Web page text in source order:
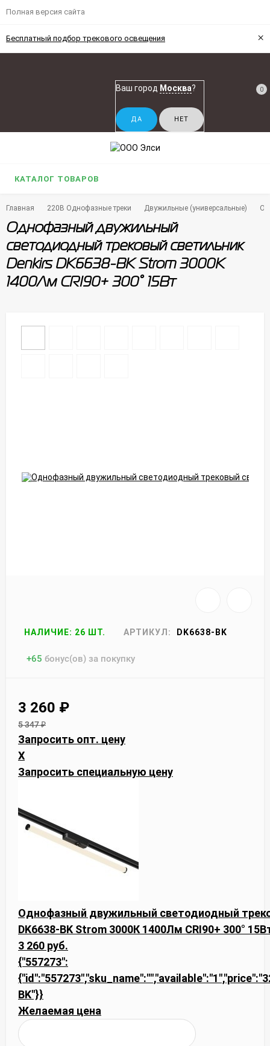
Полная версия сайта
Бесплатный подбор трекового освещения ×
Ваш город Москва? 0
КАТАЛОГ ТОВАРОВ
Главная 220В Однофазные треки Двужильные (универсальные)
Однофазный двужильный
светодиодный трековый светильник
Denkirs DK6638-BK Strom 3000К
1400Лм CRI90+ 300° 15Вт
НАЛИЧИЕ: 26 ШТ. АРТИКУЛ: DK6638-BK
+65 бонус(ов) за покупку
3 260 ₽
5 347₽
Запросить опт. цену
X
Запросить специальную цену
Однофазный двужильный светодиодный
DK6638-BK Strom 3000К 1400Лм CRI90+ 300°
3 260 руб.
{"557273":
BK"}}
Желаемая цена